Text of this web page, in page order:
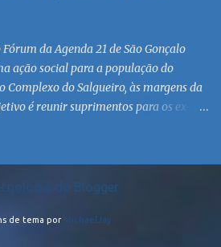
da Agenda 21 de São Gonçalo
ação social para a população do
Complexo do Salgueiro, às margens da
é reunir suprimentos para os ex-
e da população do município. Aos
basta se dirigir à Rua Dr. Feliciano
podem ser obtidas pelo telefone
do Blogger
de tema por MichaelJay